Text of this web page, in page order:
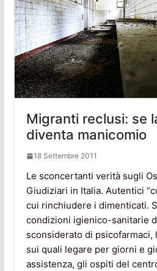
Migranti reclusi: se
diventa manicomio
18 Settembre 2011
Le sconcertanti verità sugli
Giudiziari in Italia. Autentici
cui rinchiudere i dimenticati.
condizioni igienico-sanitarie
sconsiderato di
sui quali legare per giorni e
assistenza, gli ospiti del